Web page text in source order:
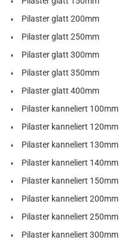
Pilaster glatt 200mm
Pilaster glatt 250mm
Pilaster glatt 300mm
Pilaster glatt 350mm
Pilaster glatt 400mm
Pilaster kanneliert 100mm
Pilaster kanneliert 120mm
Pilaster kanneliert 130mm
Pilaster kanneliert 140mm
Pilaster kanneliert 150mm
Pilaster kanneliert 200mm
Pilaster kanneliert 250mm
Pilaster kanneliert 300mm